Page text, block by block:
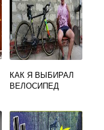
КАК Я ВЫБИРАЛ
ВЕЛОСИПЕД